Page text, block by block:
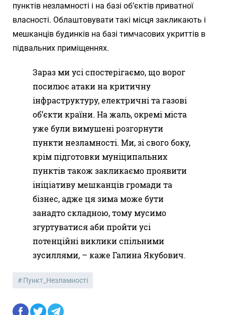
пунктів незламності і на базі об’єктів приватної
власності. Облаштовувати такі місця закликають і
мешканців будинків на базі тимчасових укриттів в
підвальних приміщеннях.
Зараз ми усі спостерігаємо, що ворог
посилює атаки на критичну
інфраструктуру, електричні та газові
об’єкти країни. На жаль, окремі міста
уже були вимушені розгорнути
пункти незламності. Ми, зі свого боку,
крім підготовки муніципальних
пунктів також закликаємо проявити
ініціативу мешканців громади та
бізнес, адже ця зима може бути
занадто складною, тому мусимо
згуртуватися аби пройти усі
потенційні виклики спільними
зусиллями, – каже Галина Якубович.
Пункт_Незламності